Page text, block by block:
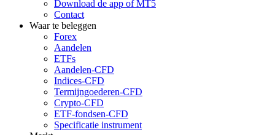
Download de app of MT5
Contact
Waar te beleggen
Forex
Aandelen
ETFs
Aandelen-CFD
Indices-CFD
Termijngoederen-CFD
Crypto-CFD
ETF-fondsen-CFD
Specificatie instrument